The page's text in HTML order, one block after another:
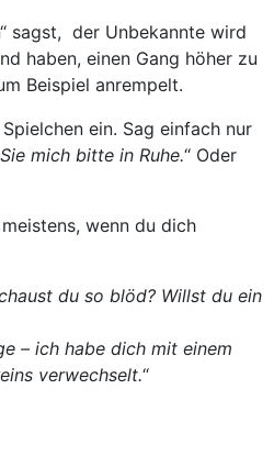
sagst, der Unbekannte wird
haben, einen Gang höher zu
Beispiel anrempelt.
ein. Sag einfach nur
mich bitte in Ruhe.“ Oder
meistens, wenn du dich
du so blöd? Willst du ein
– ich habe dich mit einem
verwechselt.“